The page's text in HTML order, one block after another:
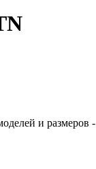
и размеров -